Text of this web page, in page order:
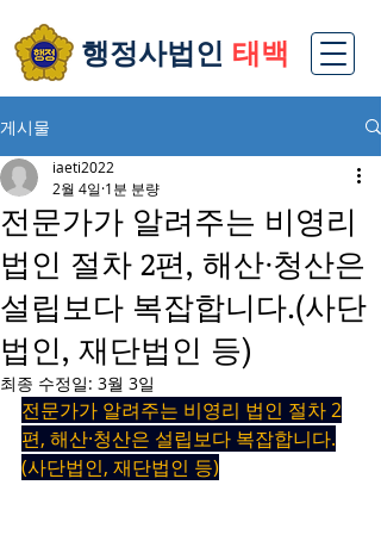
​행정사법인 태백
게시물
전문가가 알려주는 비영리
법인 절차 2편, 해산·청산은
설립보다 복잡합니다.(사단
법인, 재단법인 등)
iaeti2022
2월 4일 1분 분량
최종 수정일: 3월 3일
전문가가 알려주는 비영리 법인 절차 2
편, 해산·청산은 설립보다 복잡합니다.
(사단법인, 재단법인 등)